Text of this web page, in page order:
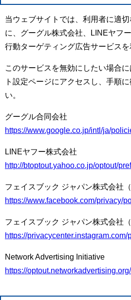
当ウェブサイトでは、利用者に適
に、グーグル株式会社、LINEヤフ
行動ターゲティング広告サービスを
このサービスを無効にしたい場合
ト設定ページにアクセスし、手順
い。
グーグル合同会社
https://www.google.co.jp/intl/ja/
LINEヤフー株式会社
http://btoptout.yahoo.co.jp/optout/
フェイスブック ジャパン株式会社
https://www.facebook.com/privacy/
フェイスブック ジャパン株式会社（
https://privacycenter.instagram.com/
Network Advertising Initiative
https://